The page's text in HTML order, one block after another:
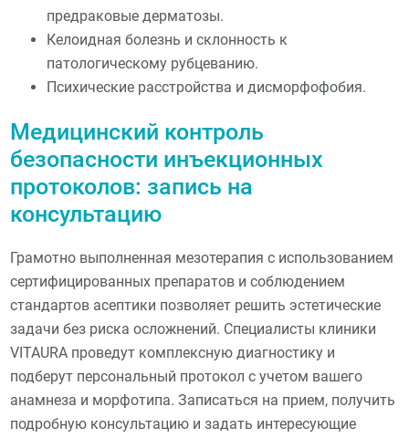
предраковые дерматозы.
Келоидная болезнь и склонность к
патологическому рубцеванию.
Психические расстройства и дисморфофобия.
Медицинский контроль
безопасности инъекционных
протоколов: запись на
консультацию
Грамотно выполненная мезотерапия с использованием
сертифицированных препаратов и соблюдением
стандартов асептики позволяет решить эстетические
задачи без риска осложнений. Специалисты клиники
VITAURA проведут комплексную диагностику и
подберут персональный протокол с учетом вашего
анамнеза и морфотипа. Записаться на прием, получить
подробную консультацию и задать интересующие